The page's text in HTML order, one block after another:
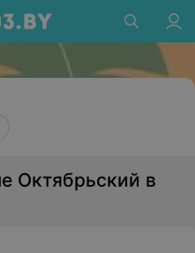
Октябрьский в